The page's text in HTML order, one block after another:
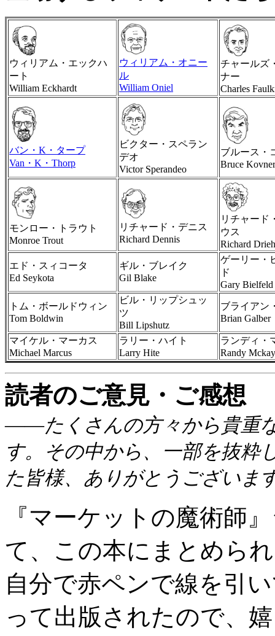
ウィリアム・エックハ
ート
William Eckhardt
ウィリアム・オニー
ル
William Oniel
チャールズ
ナー
Charles
バン・K・タープ
Van・K・Thorp
ビクター・スペラン
デオ
Victor Sperandeo
ブルース・
Bruce Kovner
モンロー・トラウト
Monroe Trout
リチャード・デニス
Richard Dennis
リチャード
ウス
Richard
エド・スィコータ
Ed Seykota
ギル・ブレイク
Gil Blake
ゲーリー・
ド
Gary Bielfeld
トム・ボールドウィン
Tom Boldwin
ビル・リップシュッ
ツ
Bill Lipshutz
ブライアン
Brian Galber
マイケル・マーカス
Michael Marcus
ラリー・ハイト
Larry Hite
ランディ・
Randy Mckay
読者のご意見・ご感想
――たくさんの方々から貴重
す。その中から、一部を抜粋
た皆様、ありがとうございま
『マーケットの魔術師
て、この本にまとめら
自分で赤ペンで線を引
って出版されたので、